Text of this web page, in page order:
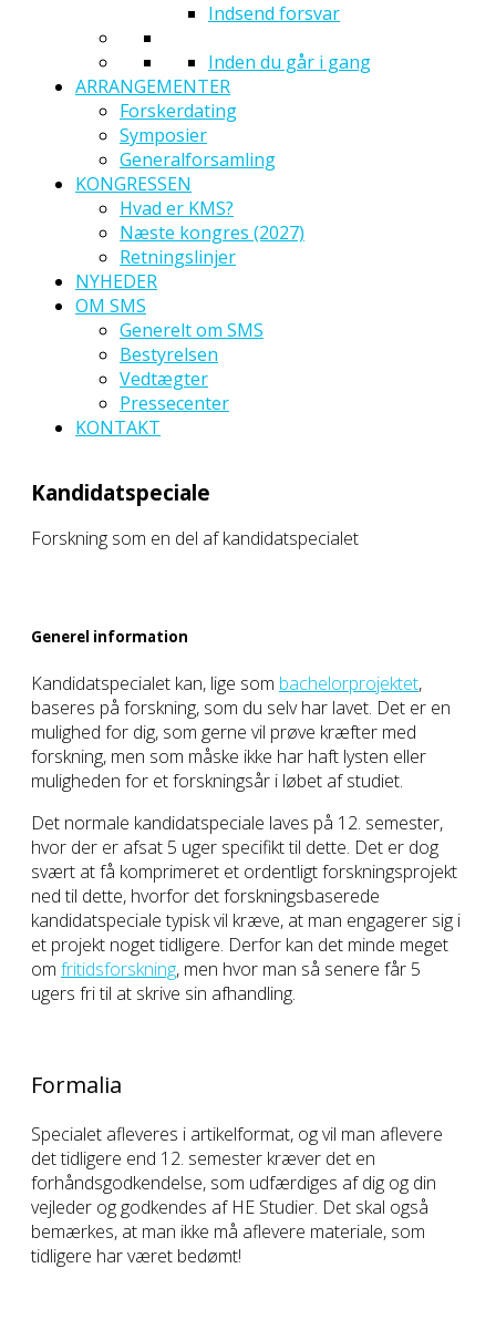
Indsend forsvar
Inden du går i gang
ARRANGEMENTER
Forskerdating
Symposier
Generalforsamling
KONGRESSEN
Hvad er KMS?
Næste kongres (2027)
Retningslinjer
NYHEDER
OM SMS
Generelt om SMS
Bestyrelsen
Vedtægter
Pressecenter
KONTAKT
Kandidatspeciale
Forskning som en del af kandidatspecialet
Generel information
Kandidatspecialet kan, lige som bachelorprojektet,
baseres på forskning, som du selv har lavet. Det er en
mulighed for dig, som gerne vil prøve kræfter med
forskning, men som måske ikke har haft lysten eller
muligheden for et forskningsår i løbet af studiet.
Det normale kandidatspeciale laves på 12. semester,
hvor der er afsat 5 uger specifikt til dette. Det er dog
svært at få komprimeret et ordentligt forskningsprojekt
ned til dette, hvorfor det forskningsbaserede
kandidatspeciale typisk vil kræve, at man engagerer sig i
et projekt noget tidligere. Derfor kan det minde meget
om fritidsforskning, men hvor man så senere får 5
ugers fri til at skrive sin afhandling.
Formalia
Specialet afleveres i artikelformat, og vil man aflevere
det tidligere end 12. semester kræver det en
forhåndsgodkendelse, som udfærdiges af dig og din
vejleder og godkendes af HE Studier. Det skal også
bemærkes, at man ikke må aflevere materiale, som
tidligere har været bedømt!